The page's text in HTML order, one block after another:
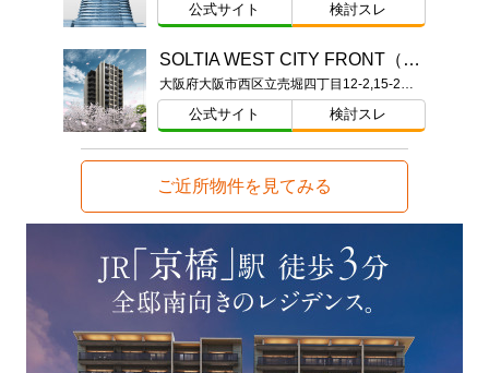
公式サイト 検討スレ
SOLTIA WEST CITY FRONT（ソルティア ウエストシティ フロント）
大阪府大阪市西区立売堀四丁目12-2,15-2（地番）
公式サイト 検討スレ
ご近所物件を見てみる